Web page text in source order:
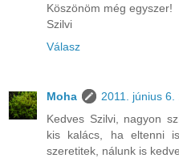
Köszönöm még egyszer!
Szilvi
Válasz
Moha
2011. június 6.
Kedves Szilvi, nagyon
kis kalács, ha eltenni
szeretitek, nálunk is